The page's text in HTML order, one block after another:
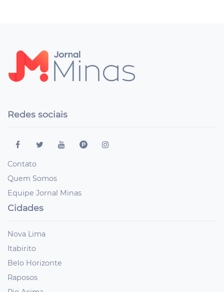
Redes sociais
Contato
Quem Somos
Equipe Jornal Minas
Cidades
Nova Lima
Itabirito
Belo Horizonte
Raposos